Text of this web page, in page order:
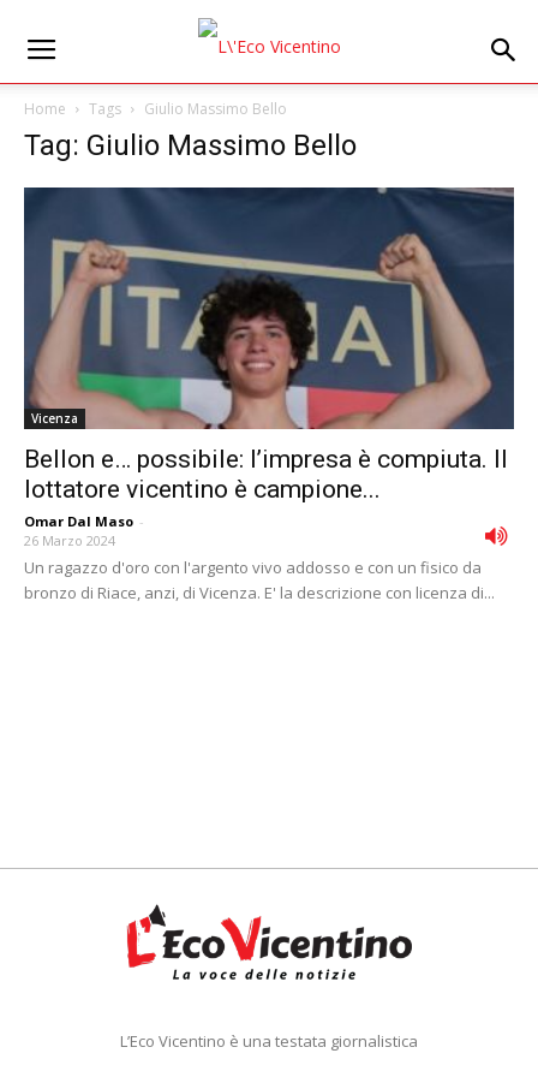
Home Tags Giulio Massimo Bello
Tag: Giulio Massimo Bello
Vicenza
Bellon e… possibile: l’impresa è compiuta. Il
lottatore vicentino è campione...
Omar Dal Maso -
26 Marzo 2024
Un ragazzo d'oro con l'argento vivo addosso e con un fisico da
bronzo di Riace, anzi, di Vicenza. E' la descrizione con licenza di...
L’Eco Vicentino è una testata giornalistica